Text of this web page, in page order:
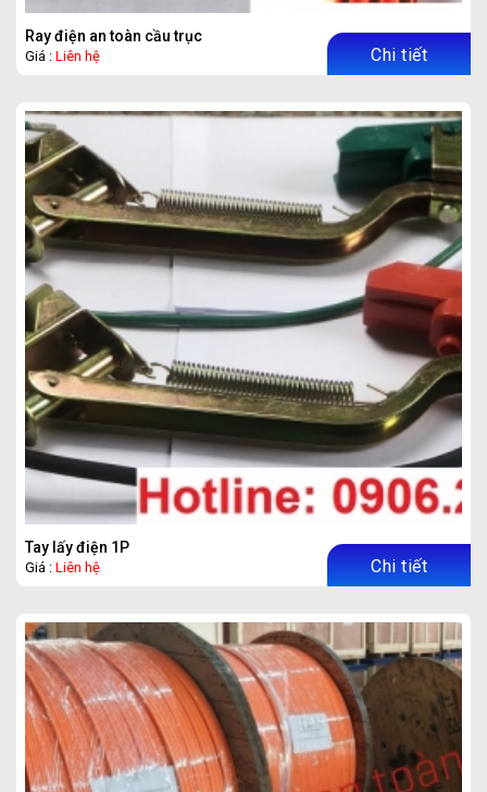
Ray điện an toàn cầu trục
Giá : Liên hệ Chi tiết
Tay lấy điện 1P
Giá : Liên hệ Chi tiết